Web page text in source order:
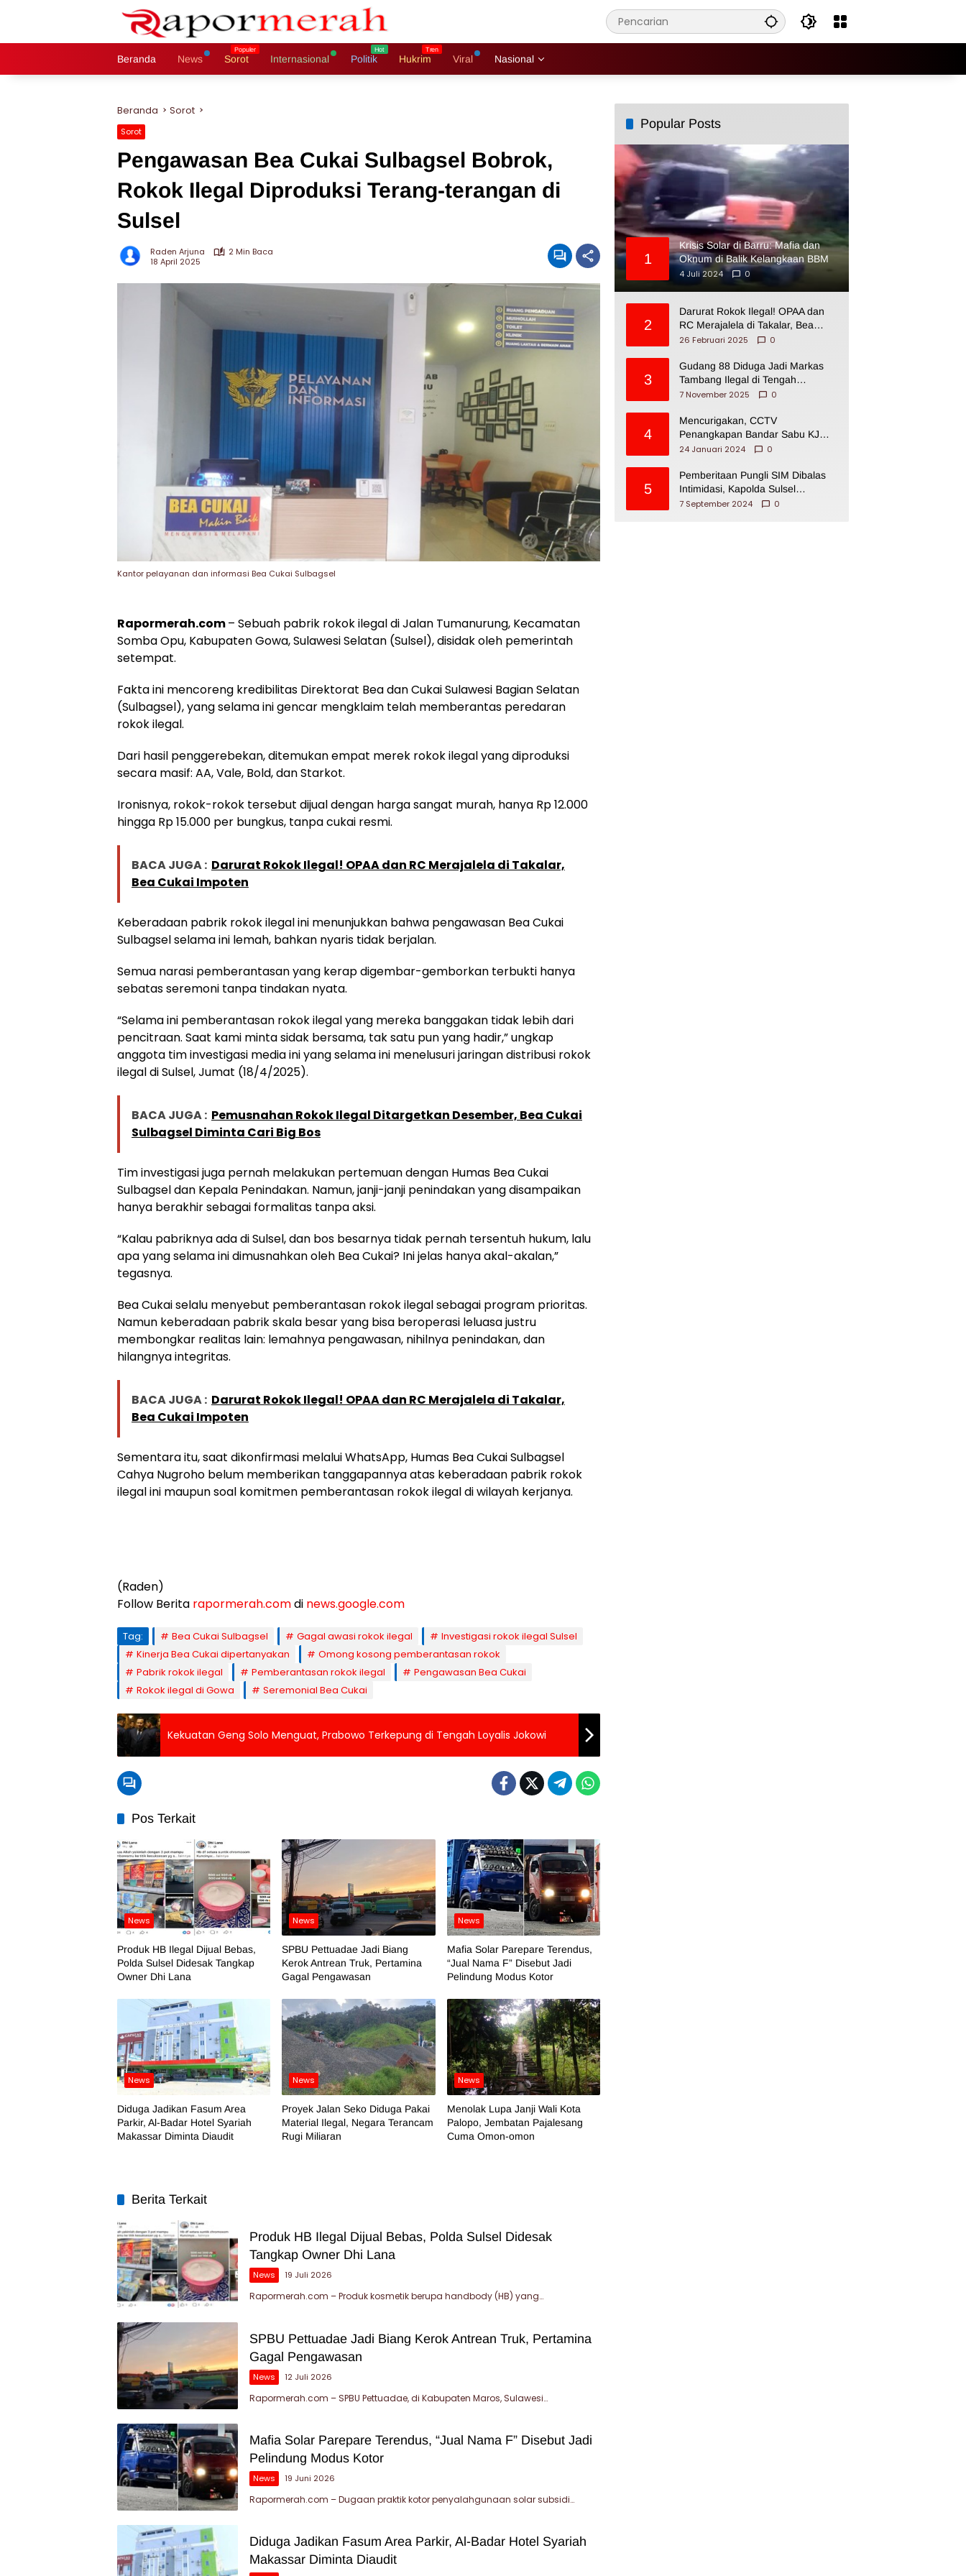
Beranda News Sorot Internasional Politik Hukrim Viral Nasional
Beranda Sorot
Sorot
Pengawasan Bea Cukai Sulbagsel Bobrok,
Rokok Ilegal Diproduksi Terang-terangan di
Sulsel
Raden Arjuna
2 Min Baca
18 April 2025
Kantor pelayanan dan informasi Bea Cukai Sulbagsel
Rapormerah.com– Sebuah pabrik rokok ilegal di Jalan Tumanurung, Kecamatan
Somba Opu, Kabupaten Gowa, Sulawesi Selatan (Sulsel), disidak oleh pemerintah
setempat.
Fakta ini mencoreng kredibilitas Direktorat Bea dan Cukai Sulawesi Bagian Selatan
(Sulbagsel), yang selama ini gencar mengklaim telah memberantas peredaran
rokok ilegal.
Dari hasil penggerebekan, ditemukan empat merek rokok ilegal yang diproduksi
secara masif: AA, Vale, Bold, dan Starkot.
Ironisnya, rokok-rokok tersebut dijual dengan harga sangat murah, hanya Rp 12.000
hingga Rp 15.000 per bungkus, tanpa cukai resmi.
BACA JUGA : Darurat Rokok Ilegal! OPAA dan RC Merajalela di Takalar,
Bea Cukai Impoten
Keberadaan pabrik rokok ilegal ini menunjukkan bahwa pengawasan Bea Cukai
Sulbagsel selama ini lemah, bahkan nyaris tidak berjalan.
Semua narasi pemberantasan yang kerap digembar-gemborkan terbukti hanya
sebatas seremoni tanpa tindakan nyata.
“Selama ini pemberantasan rokok ilegal yang mereka banggakan tidak lebih dari
pencitraan. Saat kami minta sidak bersama, tak satu pun yang hadir,” ungkap
anggota tim investigasi media ini yang selama ini menelusuri jaringan distribusi rokok
ilegal di Sulsel, Jumat (18/4/2025).
BACA JUGA : Pemusnahan Rokok Ilegal Ditargetkan Desember, Bea Cukai
Sulbagsel Diminta Cari Big Bos
Tim investigasi juga pernah melakukan pertemuan dengan Humas Bea Cukai
Sulbagsel dan Kepala Penindakan. Namun, janji-janji penindakan yang disampaikan
hanya berakhir sebagai formalitas tanpa aksi.
“Kalau pabriknya ada di Sulsel, dan bos besarnya tidak pernah tersentuh hukum, lalu
apa yang selama ini dimusnahkan oleh Bea Cukai? Ini jelas hanya akal-akalan,”
tegasnya.
Bea Cukai selalu menyebut pemberantasan rokok ilegal sebagai program prioritas.
Namun keberadaan pabrik skala besar yang bisa beroperasi leluasa justru
membongkar realitas lain: lemahnya pengawasan, nihilnya penindakan, dan
hilangnya integritas.
BACA JUGA : Darurat Rokok Ilegal! OPAA dan RC Merajalela di Takalar,
Bea Cukai Impoten
Sementara itu, saat dikonfirmasi melalui WhatsApp, Humas Bea Cukai Sulbagsel
Cahya Nugroho belum memberikan tanggapannya atas keberadaan pabrik rokok
ilegal ini maupun soal komitmen pemberantasan rokok ilegal di wilayah kerjanya.
(Raden)
Follow Berita rapormerah.comdi news.google.com
Tag: Bea Cukai Sulbagsel Gagal awasi rokok ilegal
Investigasi rokok ilegal Sulsel
Kinerja Bea Cukai dipertanyakan
Omong kosong pemberantasan rokok
Pabrik rokok ilegal
Pemberantasan rokok ilegal
Pengawasan Bea Cukai
Rokok ilegal di Gowa
Seremonial Bea Cukai
Kekuatan Geng Solo Menguat, Prabowo Terkepung di Tengah Loyalis Jokowi
Pos Terkait
News
Produk HB Ilegal Dijual Bebas,
Polda Sulsel Didesak Tangkap
Owner Dhi Lana
News
SPBU Pettuadae Jadi Biang
Kerok Antrean Truk, Pertamina
Gagal Pengawasan
News
Mafia Solar Parepare Terendus,
“Jual Nama F” Disebut Jadi
Pelindung Modus Kotor
News
Diduga Jadikan Fasum Area
Parkir, Al-Badar Hotel Syariah
Makassar Diminta Diaudit
News
Proyek Jalan Seko Diduga Pakai
Material Ilegal, Negara Terancam
Rugi Miliaran
News
Menolak Lupa Janji Wali Kota
Palopo, Jembatan Pajalesang
Cuma Omon-omon
Berita Terkait
Produk HB Ilegal Dijual Bebas, Polda Sulsel Didesak
Tangkap Owner Dhi Lana
News 19 Juli 2026
Rapormerah.com – Produk kosmetik berupa handbody (HB) yang…
SPBU Pettuadae Jadi Biang Kerok Antrean Truk, Pertamina
Gagal Pengawasan
News 12 Juli 2026
Rapormerah.com – SPBU Pettuadae, di Kabupaten Maros, Sulawesi…
Mafia Solar Parepare Terendus, “Jual Nama F” Disebut Jadi
Pelindung Modus Kotor
News 19 Juni 2026
Rapormerah.com – Dugaan praktik kotor penyalahgunaan solar subsidi…
Diduga Jadikan Fasum Area Parkir, Al-Badar Hotel Syariah
Makassar Diminta Diaudit
Popular Posts
1
Krisis Solar di Barru: Mafia dan
Oknum di Balik Kelangkaan BBM
4 Juli 2024
0
2
Darurat Rokok Ilegal! OPAA dan
RC Merajalela di Takalar, Bea
Cukai Impoten
26 Februari 2025 0
3
Gudang 88 Diduga Jadi Markas
Tambang Ilegal di Tengah
Permukiman Warga Makassar
7 November 2025 0
4
Mencurigakan, CCTV
Penangkapan Bandar Sabu KJ
Disita Oknum BNNP Sulsel
24 Januari 2024 0
5
Pemberitaan Pungli SIM Dibalas
Intimidasi, Kapolda Sulsel
Dikecam PJI Sulsel
7 September 2024 0